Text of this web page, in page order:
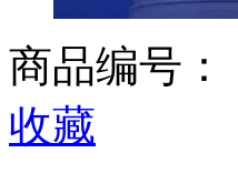
商品编号：
收藏